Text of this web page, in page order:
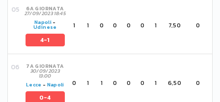
6A GIORNATA
27/09/2023 18:45
Napoli -
Udinese
4-1
1 1 0 0 0 0 1 7,50 0
7A GIORNATA
30/09/2023
13:00
Lecce - Napoli
0-4
0 1 1 0 0 0 1 6,50 0